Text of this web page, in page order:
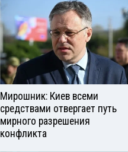
Мирошник: Киев всеми
средствами отвергает путь
мирного разрешения
конфликта